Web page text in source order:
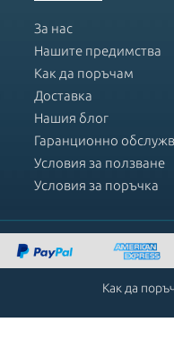
За нас
Нашите предимства
Как да поръчам
Доставка
Нашия блог
Гаранционно
Условия за ползване
Условия за поръчка
Как да